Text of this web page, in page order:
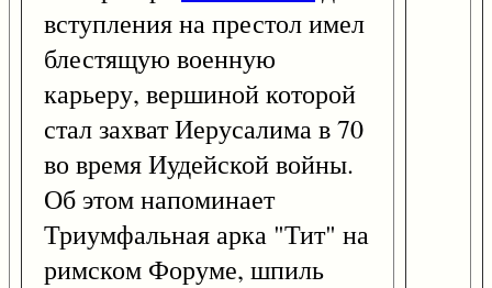
вступления на престол имел
блестящую военную
карьеру, вершиной которой
стал захват Иерусалима в 70
во время Иудейской войны.
Об этом напоминает
Триумфальная арка "Тит" на
римском Форуме, шпиль